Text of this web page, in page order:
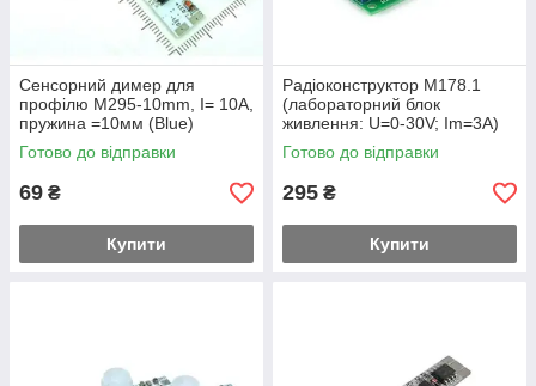
Сенсорний димер для
профілю M295-10mm, І= 10А,
пружина =10мм (Blue)
Готово до відправки
69 ₴
Купити
Радіоконструктор M178.1
(лабораторний блок
живлення: U=0-30V; Im=3A)
Готово до відправки
295 ₴
Купити